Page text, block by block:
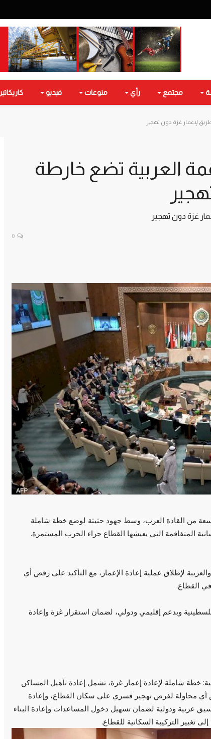
مجتمع رأي منوعات فيديو كاريكاتير
لإعمار غزة دون تهجير
العربية تضع خارطة
غزة دون تهجير
0
من القادة العرب، وسط جهود حثيثة لوضع خطة شاملة
المتفاقمة التي يعيشها القطاع جراء الحرب المستمرة.
لإطلاق عملية إعادة الإعمار، مع التأكيد على رفض أي
القطاع.
وبدعم إقليمي ودولي، لضمان استقرار غزة وإعادة
خطة شاملة لإعادة إعمار غزة، تشمل إعادة تأهيل المساكن
أي محاولة لفرض تهجير قسري على سكان القطاع، وإعادة
عربية ودولية لضمان تسهيل دخول المساعدات وإعادة البناء
التركيبة السكانية للقطاع.